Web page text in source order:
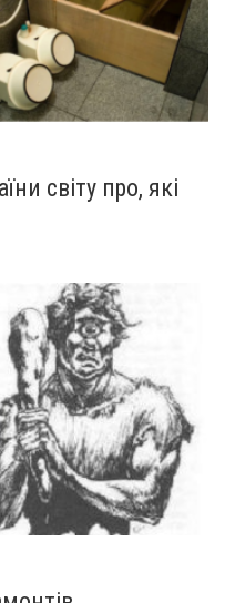
світу про, які